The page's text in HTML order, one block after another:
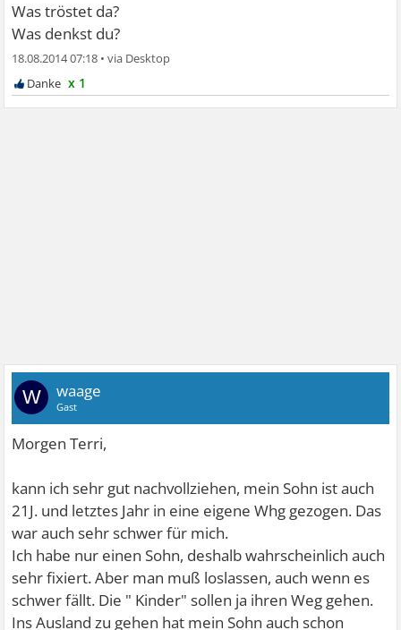
Was tröstet da?
Was denkst du?
18.08.2014 07:18 •
x 1
W waage
Gast
Morgen Terri,
kann ich sehr gut nachvollziehen, mein Sohn ist auch
21J. und letztes Jahr in eine eigene Whg gezogen. Das
war auch sehr schwer für mich.
Ich habe nur einen Sohn, deshalb wahrscheinlich auch
sehr fixiert. Aber man muß loslassen, auch wenn es
schwer fällt. Die " Kinder" sollen ja ihren Weg gehen.
Ins Ausland zu gehen hat mein Sohn auch schon